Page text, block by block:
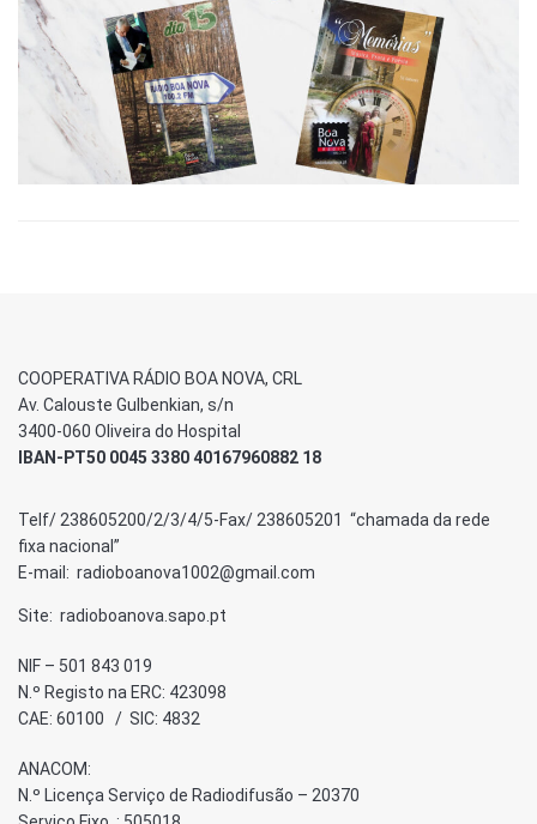
COOPERATIVA RÁDIO BOA NOVA, CRL
Av. Calouste Gulbenkian, s/n
3400-060 Oliveira do Hospital
IBAN-PT50 0045 3380 40167960882 18
Telf/ 238605200/2/3/4/5-Fax/ 238605201 “chamada da rede
fixa nacional”
E-mail: radioboanova1002@gmail.com
Site: radioboanova.sapo.pt
NIF – 501 843 019
N.º Registo na ERC: 423098
CAE: 60100 / SIC: 4832
ANACOM:
N.º Licença Serviço de Radiodifusão – 20370